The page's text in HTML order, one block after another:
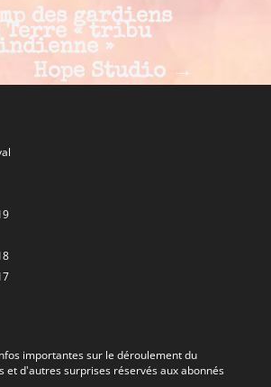
des gardiens
Terre « tribu
»
Hope Studio →
importantes sur le déroulement du
et d'autres surprises réservés aux abonnés